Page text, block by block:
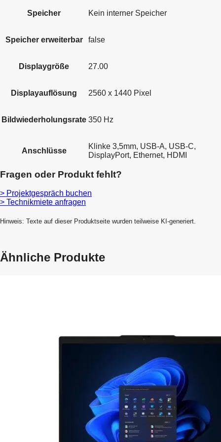
Speicher Kein interner Speicher
Speicher erweiterbar false
Displaygröße 27.00
Displayauflösung 2560 x 1440 Pixel
Bildwiederholungsrate 350 Hz
Anschlüsse
Klinke 3,5mm, USB-A, USB-C,
DisplayPort, Ethernet, HDMI
Fragen oder Produkt fehlt?
> Projektgespräch buchen
> Technikmiete anfragen
Hinweis: Texte auf dieser Produktseite wurden teilweise KI-generiert.
Ähnliche Produkte